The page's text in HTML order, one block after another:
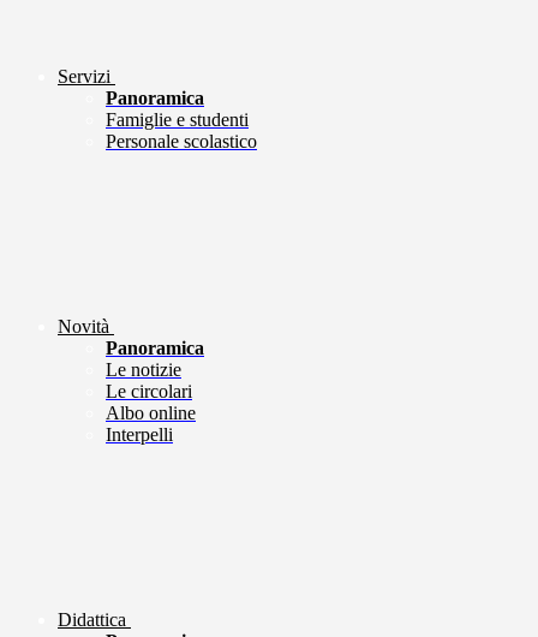
Servizi
Panoramica
Famiglie e studenti
Personale scolastico
Novità
Panoramica
Le notizie
Le circolari
Albo online
Interpelli
Didattica